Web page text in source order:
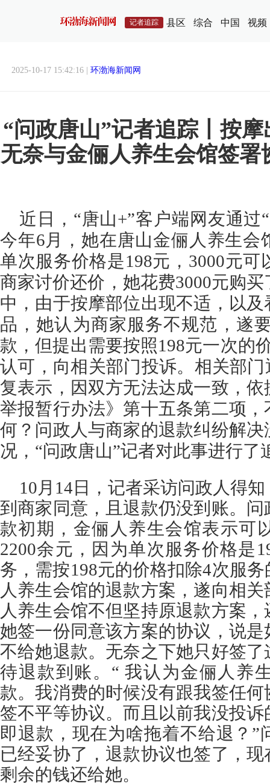
记者追踪 县区 综合 中国 视频
2025-10-17 15:42:16 | 环渤海新闻网
“问政唐山”记者追踪丨按
无奈与金俪人养生会馆签署
近日，“唐山+”客户端网友通过
今年6月，她在唐山金俪人养生会
单次服务价格是198元，3000元可
商家讨价还价，她花费3000元购
中，由于按摩部位出现不适，以
品，她认为商家服务不规范，遂
款，但提出需要按照198元一次的
认可，向相关部门投诉。相关部
复表示，因双方无法达成一致，
举报暂行办法》第十五条第二项
何？问政人与商家的退款纠纷解
况，“问政唐山”记者对此事进行了
10月14日，记者采访问政人得
到商家同意，且退款仍没到账。
款初期， 金俪人养生会馆表示可
2200余元，因为单次服务价格是
务，需按198元的价格扣除4次服
人养生会馆的退款方案，遂向相
人养生会馆不但坚持原退款方案
她签一份同意该方案的协议，说
不给她退款。无奈之下她只好签
待退款到账。“ 我认为金俪人养
款。我消费的时候没有跟我签任
签不平等协议。而且以前我没投
即退款，现在为啥拖着不给退？”
已经妥协了，退款协议也签了，
剩余的钱还给她。